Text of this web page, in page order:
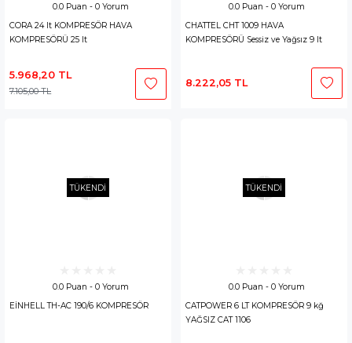
0.0 Puan - 0 Yorum
CORA 24 lt KOMPRESÖR HAVA
KOMPRESÖRÜ 25 lt
5.968,20 TL
7.105,00 TL
0.0 Puan - 0 Yorum
CHATTEL CHT 1009 HAVA
KOMPRESÖRÜ Sessiz ve Yağsız 9 lt
8.222,05 TL
TÜKENDİ
0.0 Puan - 0 Yorum
EİNHELL TH-AC 190/6 KOMPRESÖR
TÜKENDİ
0.0 Puan - 0 Yorum
CATPOWER 6 LT KOMPRESÖR 9 kğ
YAĞSIZ CAT 1106